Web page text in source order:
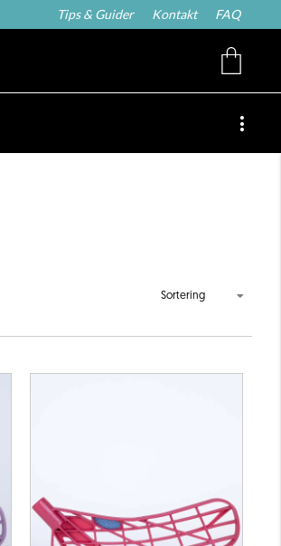
Tips & Guider Kontakt FAQ
Sortering